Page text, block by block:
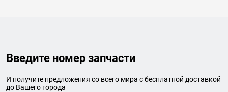
Введите номер запчасти
И получите предложения со всего мира с бесплатной доставкой
до Вашего города